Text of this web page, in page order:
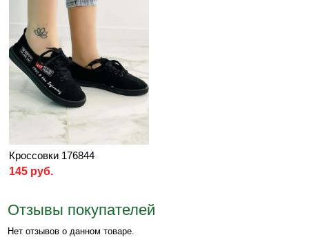
Кроссовки 176844
145 руб.
Отзывы покупателей
Нет отзывов о данном товаре.